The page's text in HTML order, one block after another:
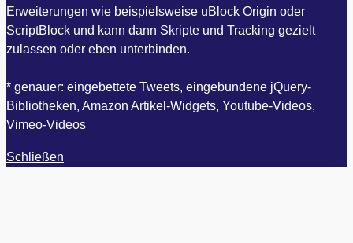
Erweiterungen wie beispielsweise uBlock Origin oder
ScriptBlock und kann dann Skripte und Tracking gezielt
zulassen oder eben unterbinden.
* genauer: eingebettete Tweets, eingebundene jQuery-
Bibliotheken, Amazon Artikel-Widgets, Youtube-Videos,
Vimeo-Videos
Schließen